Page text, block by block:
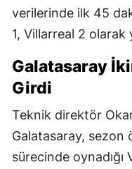
verilerinde ilk 45
1, Villarreal 2 olarak
Galatasaray
Girdi
Teknik direktör
Galatasaray, sezon
sürecinde oynadığı